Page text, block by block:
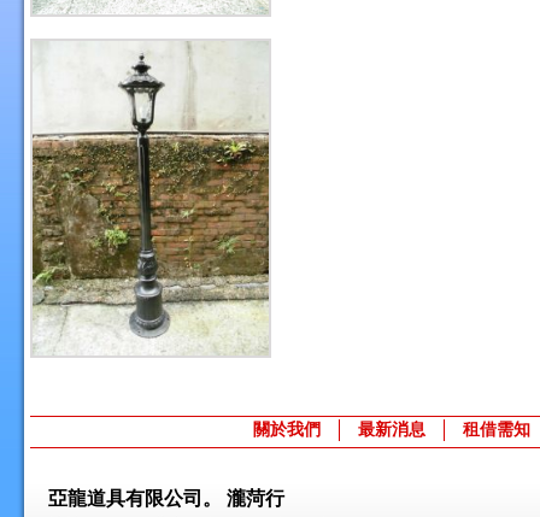
關於我們 最新消息 租借需知
亞龍道具有限公司。 瀧菏行